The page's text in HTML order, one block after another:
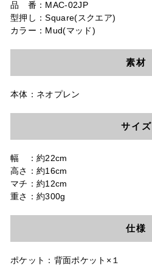
品 番：MAC-02JP
型押し：Square(スクエア)
カラー：Mud(マッド)
素材
本体：ネオプレン
サイズ
幅 ：約22cm
高さ：約16cm
マチ：約12cm
重さ：約300g
仕様
ポケット：背面ポケット×１